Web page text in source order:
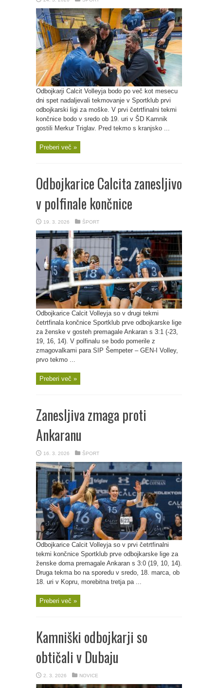
Odbojkarji Calcit Volleyja bodo po več kot mesecu
dni spet nadaljevali tekmovanje v Sportklub prvi
odbojkarski ligi za moške. V prvi četrtfinalni tekmi
končnice bodo v sredo ob 19. uri v ŠD Kamnik
gostili Merkur Triglav. Pred tekmo s kranjsko ...
Preberi več »
Odbojkarice Calcita zanesljivo
v polfinale končnice
19. 3. 2026 ŠPORT
Odbojkarice Calcit Volleyja so v drugi tekmi
četrtfinala končnice Sportklub prve odbojkarske lige
za ženske v gosteh premagale Ankaran s 3:1 (-23,
19, 16, 14). V polfinalu se bodo pomerile z
zmagovalkami para SIP Šempeter – GEN-I Volley,
prvo tekmo ...
Preberi več »
Zanesljiva zmaga proti
Ankaranu
16. 3. 2026 ŠPORT
Odbojkarice Calcit Volleyja so v prvi četrtfinalni
tekmi končnice Sportklub prve odbojkarske lige za
ženske doma premagale Ankaran s 3:0 (19, 10, 14).
Druga tekma bo na sporedu v sredo, 18. marca, ob
18. uri v Kopru, morebitna tretja pa ...
Preberi več »
Kamniški odbojkarji so
obtičali v Dubaju
2. 3. 2026 NOVICE